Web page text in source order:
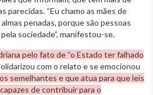
parecidas. “Eu chamo as mães de
penadas, porque são pessoas
sociedade”, manifestou-se.
pelo fato de “o Estado ter falhado
com o relato e se emocionou
semelhantes e que atua para que leis
de contribuir para o